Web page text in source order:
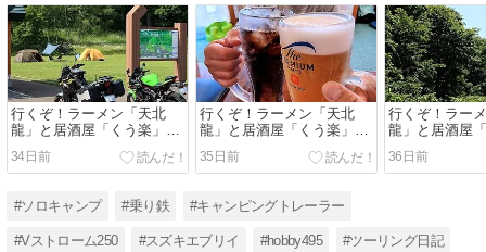
行くぞ！ラーメン「天北
龍」と居酒屋「くう楽」～
ツーリングキャンプ（３日
目）
34日前
行くぞ！ラーメン「天北
龍」と居酒屋「くう楽」～
ツーリングキャンプ（２日
目）
35日前
行くぞ！ラー
龍」と居酒屋
ツーリングキ
目）
36日前
#ソロキャンプ #乗り鉄 #キャンピングトレーラー
#Vストローム250 #スズキエブリイ #hobby495 #ツーリング日記